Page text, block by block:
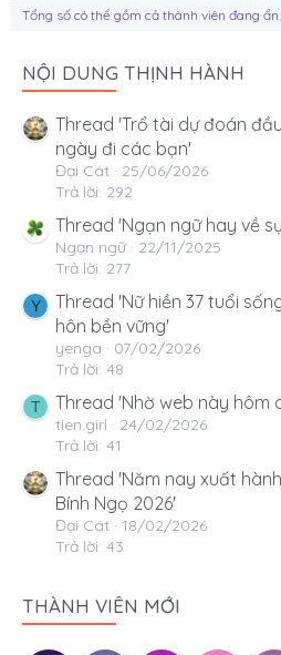
Tổng số có thể gồm cả thành viên đang ẩn.
NỘI DUNG THỊNH HÀNH
Thread 'Trổ tài dự đoán
ngày đi các bạn'
Đại Cát
25/06/2026
Trả lời: 292
Thread 'Ngạn ngữ hay về
Ngạn ngữ
22/11/2025
Trả lời: 277
Y
Thread 'Nữ hiền 37 tuổi
hôn bền vững'
yenga
07/02/2026
Trả lời: 48
T Thread 'Nhờ web này hôm
tien.girl
24/02/2026
Trả lời: 41
Thread 'Năm nay xuất
Bính Ngọ 2026'
Đại Cát
18/02/2026
Trả lời: 43
THÀNH VIÊN MỚI